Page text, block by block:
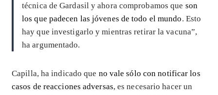
técnica de Gardasil y ahora comprobamos que son
los que padecen las jóvenes de todo el mundo. Esto
hay que investigarlo y mientras retirar la vacuna”,
ha argumentado.
Capilla, ha indicado que no vale sólo con notificar los
casos de reacciones adversas, es necesario hacer un